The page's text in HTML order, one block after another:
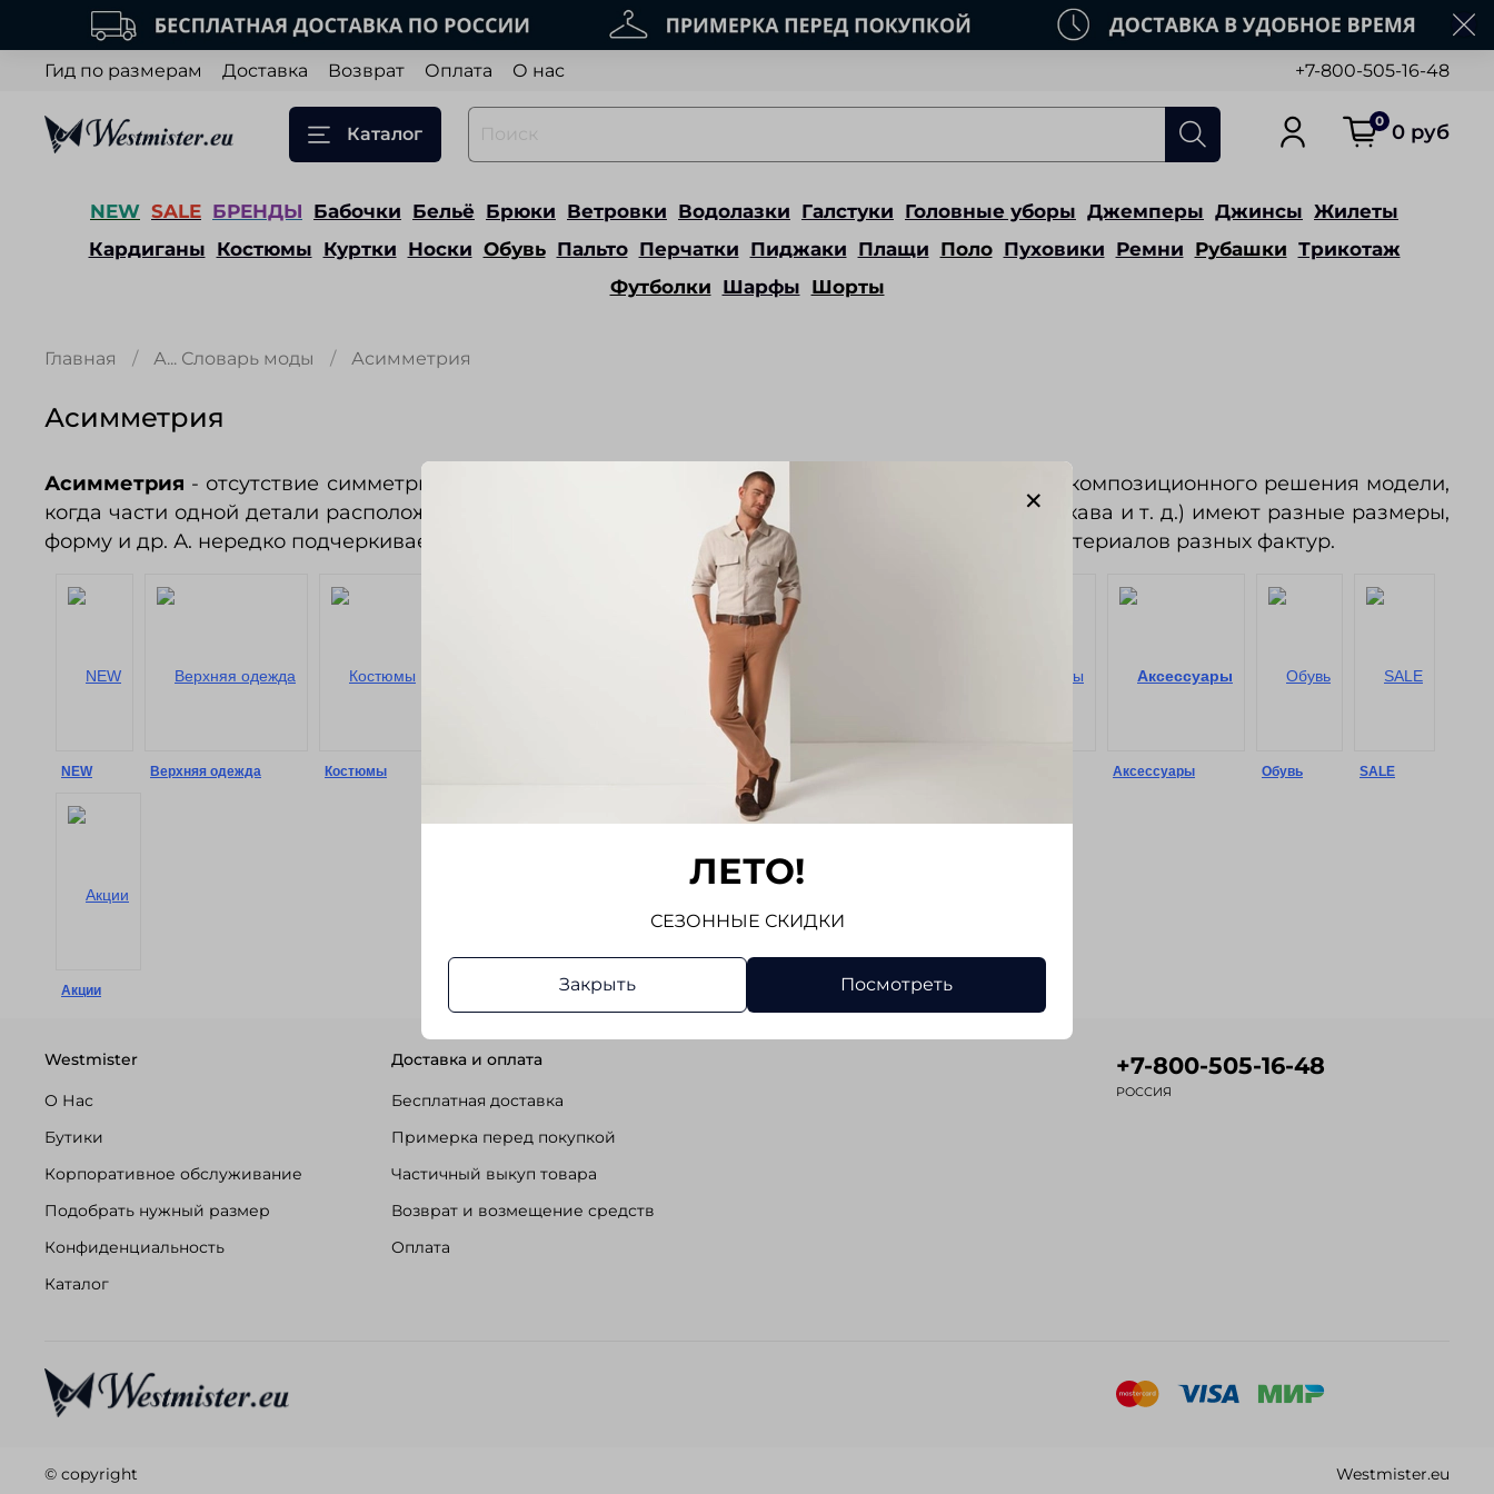
Гид по размерам Доставка Возврат Оплата О нас +7-800-505-16-48
Каталог
0 0 руб
NEW SALE БРЕНДЫ Бабочки Бельё Брюки Ветровки Водолазки Галстуки Головные уборы Джемперы Джинсы Жилеты
Кардиганы Костюмы Куртки Носки Обувь Пальто Перчатки Пиджаки Плащи Поло Пуховики Ремни Рубашки Трикотаж
Футболки Шарфы Шорты
Главная А... Словарь моды Асимметрия
Асимметрия
Асимметрия - отсутствие симметрии в деталях, конструкции или рисунке. А. в одежде - прием композиционного решения модели,
когда части одной детали расположены по-разному или когда однотипные детали (карманы, рукава и т. д.) имеют разные размеры,
форму и др. А. нередко подчеркивается контрастным сочетанием цветов или использованием материалов разных фактур.
NEW Верхняя одежда Костюмы Трикотаж Жилеты Аксессуары Обувь SALE
Акции
Westmister
О Нас
Бутики
Корпоративное обслуживание
Подобрать нужный размер
Конфиденциальность
Каталог
Доставка и оплата
Бесплатная доставка
Примерка перед покупкой
Частичный выкуп товара
Возврат и возмещение средств
Оплата
+7-800-505-16-48
РОССИЯ
© copyright Westmister.eu
ЛЕТО!
СЕЗОННЫЕ СКИДКИ
Закрыть Посмотреть